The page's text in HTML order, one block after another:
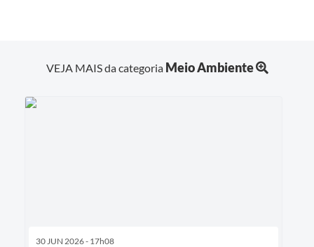
VEJA MAIS da categoria Meio Ambiente
30 JUN 2026 - 17h08